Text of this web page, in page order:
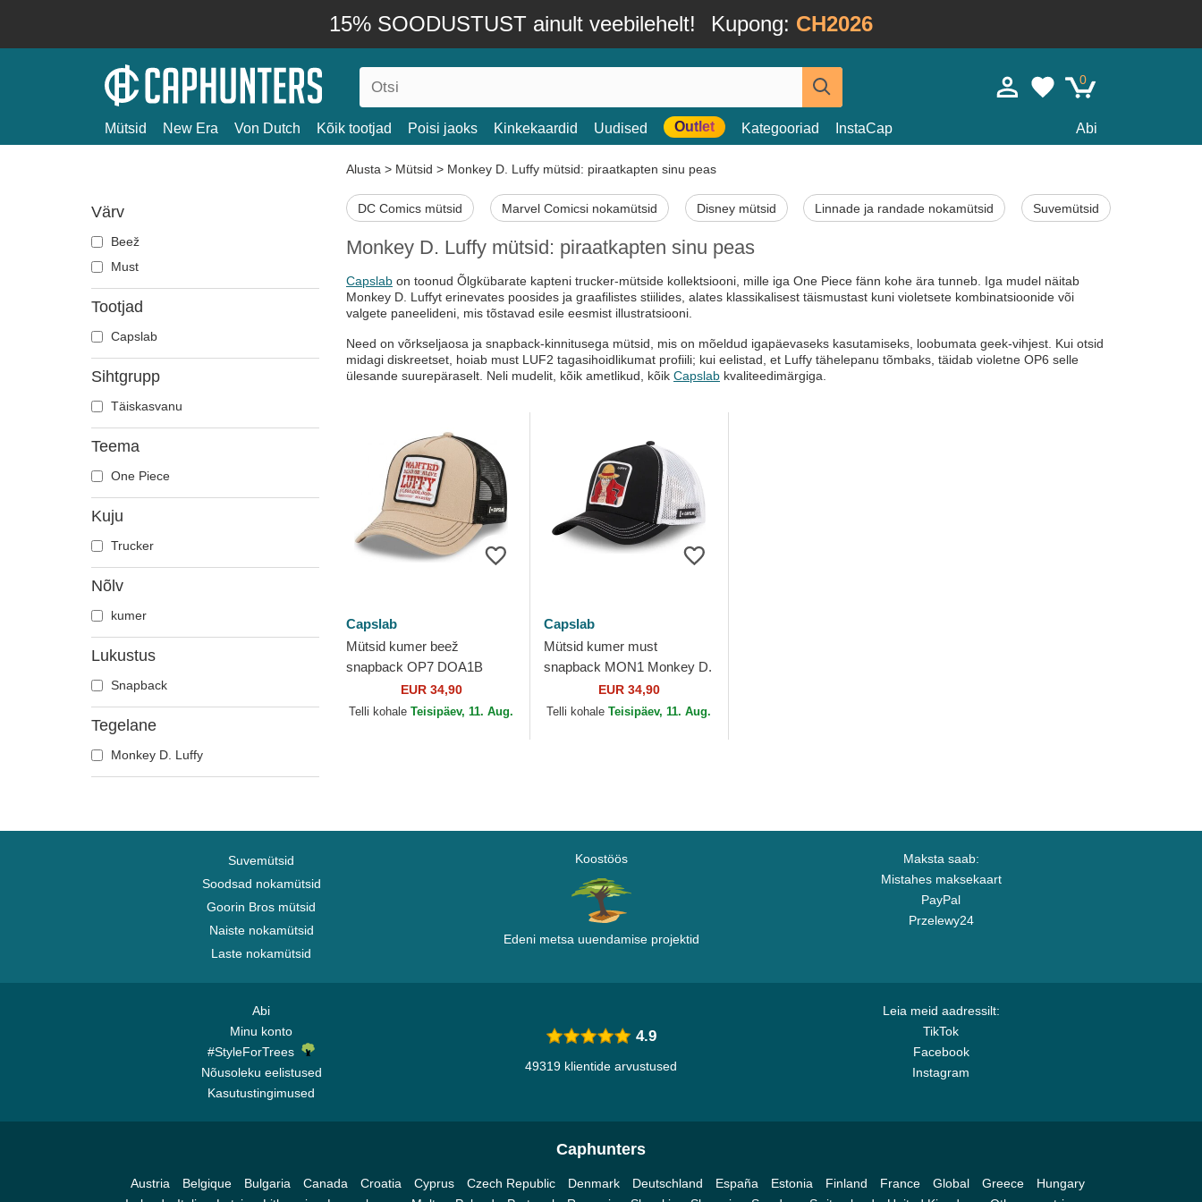
15% SOODUSTUST ainult veebilehelt! Kupong: CH2026
0
Mütsid New Era Von Dutch Kõik tootjad Poisi jaoks Kinkekaardid Uudised Outlet Kategooriad InstaCap Abi
Värv
Beež
Must
Tootjad
Capslab
Sihtgrupp
Täiskasvanu
Teema
One Piece
Kuju
Trucker
Nõlv
kumer
Lukustus
Snapback
Tegelane
Monkey D. Luffy
Alusta > Mütsid > Monkey D. Luffy mütsid: piraatkapten sinu peas
DC Comics mütsid Marvel Comicsi nokamütsid Disney mütsid Linnade ja randade nokamütsid Suvemütsid
Monkey D. Luffy mütsid: piraatkapten sinu peas
Capslab on toonud Õlgkübarate kapteni trucker-mütside kollektsiooni, mille iga One Piece fänn kohe ära tunneb. Iga mudel näitab
Monkey D. Luffyt erinevates poosides ja graafilistes stiilides, alates klassikalisest täismustast kuni violetsete kombinatsioonide või
valgete paneelideni, mis tõstavad esile eesmist illustratsiooni.
Need on võrkseljaosa ja snapback-kinnitusega mütsid, mis on mõeldud igapäevaseks kasutamiseks, loobumata geek-vihjest. Kui otsid
midagi diskreetset, hoiab must LUF2 tagasihoidlikumat profiili; kui eelistad, et Luffy tähelepanu tõmbaks, täidab violetne OP6 selle
ülesande suurepäraselt. Neli mudelit, kõik ametlikud, kõik Capslab kvaliteedimärgiga.
Capslab
Mütsid kumer beež
snapback OP7 DOA1B
Monkey D. Luffy One Piece
Capslab
EUR 34,90
Telli kohaleTeisipäev, 11. Aug.
Capslab
Mütsid kumer must
snapback MON1 Monkey D.
Luffy One Piece Capslab
EUR 34,90
Telli kohaleTeisipäev, 11. Aug.
Suvemütsid
Soodsad nokamütsid
Goorin Bros mütsid
Naiste nokamütsid
Laste nokamütsid
Koostöös
Edeni metsa uuendamise projektid
Maksta saab:
Mistahes maksekaart
PayPal
Przelewy24
Abi
Minu konto
#StyleForTrees
Nõusoleku eelistused
Kasutustingimused
Leia meid aadressilt:
TikTok
Facebook
Instagram
4.9
49319 klientide arvustused
Caphunters
Austria Belgique Bulgaria Canada Croatia Cyprus Czech Republic Denmark Deutschland España Estonia Finland France Global Greece
Hungary